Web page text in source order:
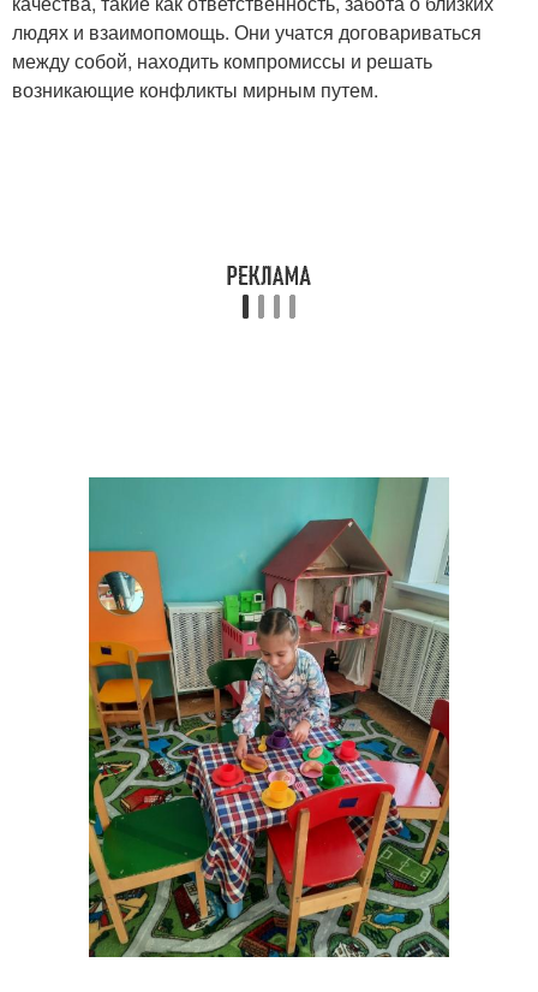
людях и взаимопомощь. Они учатся договариваться
между собой, находить компромиссы и решать
возникающие конфликты мирным путем.